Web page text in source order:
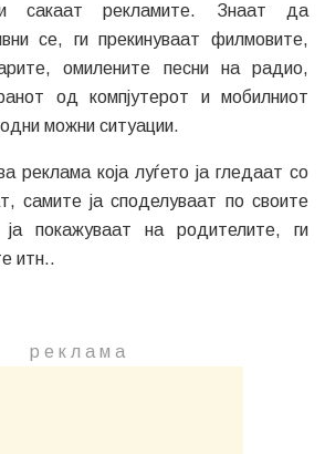
сакаат рекламите. Знаат да
се, ги прекинуваат филмовите,
омилените песни на радио,
од компјутерот и мобилниот
можни ситуации.
реклама која луѓето ја гледаат со
самите ја споделуваат по своите
ја покажуваат на родителите, ги
итн..
р е к л а м a